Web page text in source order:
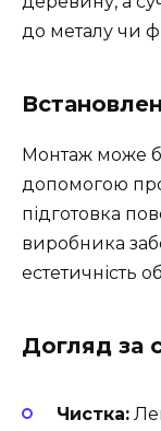
до металу чи
Монтаж може
допомогою
підготовка
виробника
естетичність
Догляд за
Чистка: